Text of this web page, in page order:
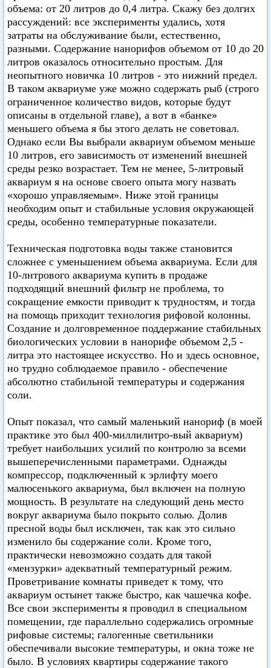
объема: от 20 литров до 0,4 литра. Скажу без долгих
рассуждений: все эксперименты удались, хотя
затраты на обслуживание были, естественно,
разными. Содержание нанорифов объемом от 10 до 20
литров оказалось относительно простым. Для
неопытного новичка 10 литров - это нижний предел.
В таком аквариуме уже можно содержать рыб (строго
ограниченное количество видов, которые будут
описаны в отдельной главе), а вот в «банке»
меньшего объема я бы этого делать не советовал.
Однако если Вы выбрали аквариум объемом меньше
10 литров, его зависимость от изменений внешней
среды резко возрастает. Тем не менее, 5-литровый
аквариум я на основе своего опыта могу назвать
«хорошо управляемым». Ниже этой границы
необходим опыт и стабильные условия окружающей
среды, особенно температурные показатели.
Техническая подготовка воды также становится
сложнее с уменьшением объема аквариума. Если для
10-лнтрового аквариума купить в продаже
подходящий внешний фильтр не проблема, то
сокращение емкости приводит к трудностям, и тогда
на помощь приходит технология рифовой колонны.
Создание и долговременное поддержание стабильных
биологических условии в нанорифе объемом 2,5 -
литра это настоящее искусство. Но и здесь основное,
но трудно соблюдаемое правило - обеспечение
абсолютно стабильной температуры и содержания
соли.
Опыт показал, что самый маленький нанориф (в моей
практике это был 400-миллилитро-вый аквариум)
требует наибольших усилий по контролю за всеми
вышеперечисленными параметрами. Однажды
компрессор, подключенный к эрлифту моего
малюсенького аквариума, был включен на полную
мощность. В результате на следующий день место
вокруг аквариума было покрыто солью. Долив
пресной воды был исключен, так как это сильно
изменило бы содержание соли. Кроме того,
практически невозможно создать для такой
«мензурки» адекватный температурный режим.
Проветривание комнаты приведет к тому, что
аквариум остынет также быстро, как чашечка кофе.
Все свои эксперименты я проводил в специальном
помещении, где параллельно содержались огромные
рифовые системы; галогенные светильники
обеспечивали высокие температуры, и окна тоже не
было. В условиях квартиры содержание такого